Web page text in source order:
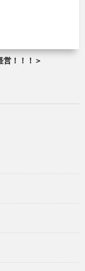
！！！＞